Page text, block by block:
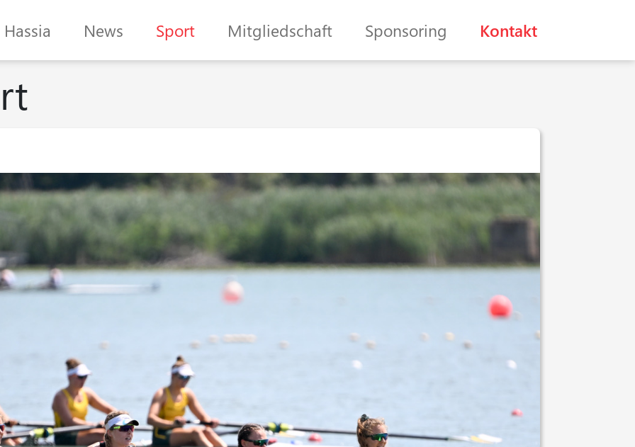
Hassia News Sport Mitgliedschaft Sponsoring Kontakt